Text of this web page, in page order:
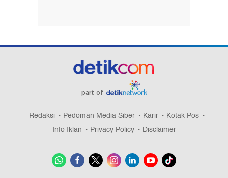
part of
Redaksi Pedoman Media Siber Karir
Kotak Pos
Info Iklan
Privacy Policy Disclaimer